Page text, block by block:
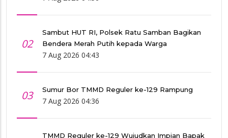
02
Sambut HUT RI, Polsek Ratu Samban Bagikan
Bendera Merah Putih kepada Warga
7 Aug 2026 04:43
03 Sumur Bor TMMD Reguler ke-129 Rampung
7 Aug 2026 04:36
TMMD Reguler ke-129 Wujudkan Impian Bapak